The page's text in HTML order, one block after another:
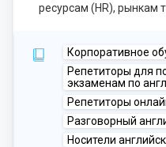
ресурсам (HR), рынкам
Корпоративное
Репетиторы для
экзаменам по
Репетиторы
Разговорный
Носители